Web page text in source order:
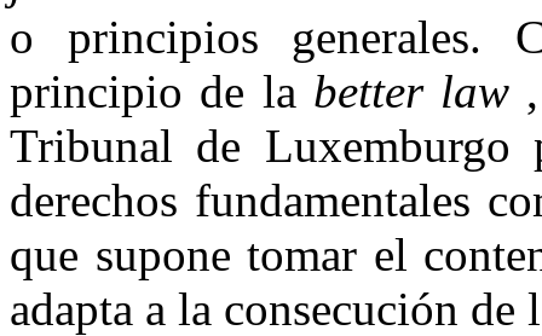
o principios generales.
principio de la better law
Tribunal de Luxemburgo
derechos fundamentales
que supone tomar el
adapta a la consecución